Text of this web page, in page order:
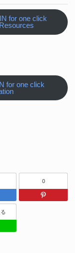
for one click
for one click
はてなブッ
0